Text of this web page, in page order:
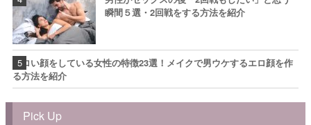
瞬間５選・2回戦をする方法を紹介
エロい顔をしている女性の特徴23選！メイクで男ウケするエロ顔を作
る方法を紹介
Pick Up